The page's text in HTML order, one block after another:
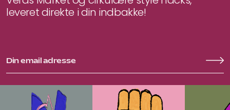
leveret direkte i din indbakke!